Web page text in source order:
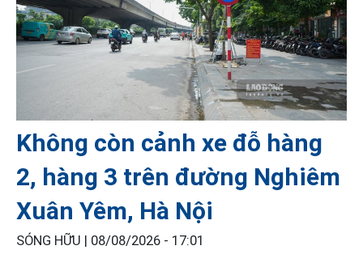
Không còn cảnh xe đỗ hàng
2, hàng 3 trên đường Nghiêm
Xuân Yêm, Hà Nội
SÓNG HỮU | 08/08/2026 - 17:01